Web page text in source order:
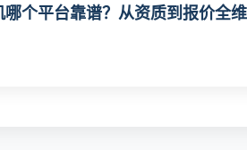
个平台靠谱？从资质到报价全